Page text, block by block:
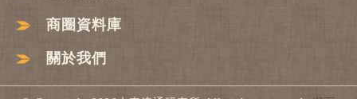
商圈資料庫
關於我們